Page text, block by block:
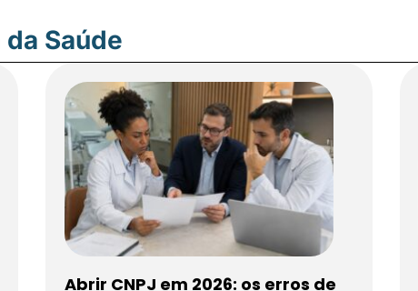
Saúde
Abrir CNPJ em 2026: os erros de